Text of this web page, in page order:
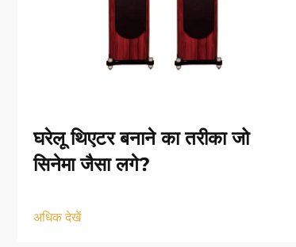
घरेलू थिएटर बनाने का तरीका जो
सिनेमा जैसा लगे?
अधिक देखें